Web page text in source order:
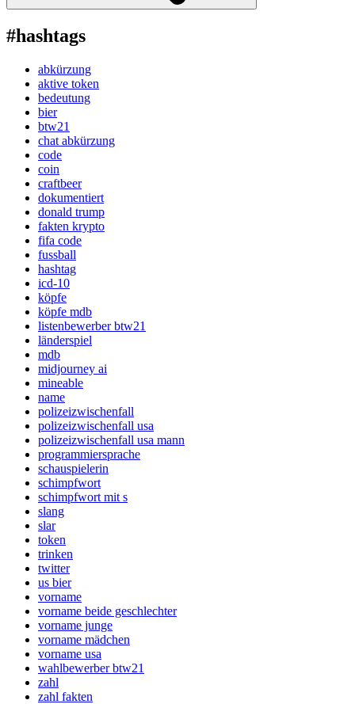
#hashtags
abkürzung
aktive token
bedeutung
bier
btw21
chat abkürzung
code
coin
craftbeer
dokumentiert
donald trump
fakten krypto
fifa code
fussball
hashtag
icd-10
köpfe
köpfe mdb
listenbewerber btw21
länderspiel
mdb
midjourney ai
mineable
name
polizeizwischenfall
polizeizwischenfall usa
polizeizwischenfall usa mann
programmiersprache
schauspielerin
schimpfwort
schimpfwort mit s
slang
slar
token
trinken
twitter
us bier
vorname
vorname beide geschlechter
vorname junge
vorname mädchen
vorname usa
wahlbewerber btw21
zahl
zahl fakten